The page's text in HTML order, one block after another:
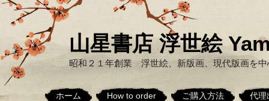
山星書店 浮世絵
昭和２１年創業 浮世絵、新版画、現代版画を
ホーム How to order ご購入方法 代理